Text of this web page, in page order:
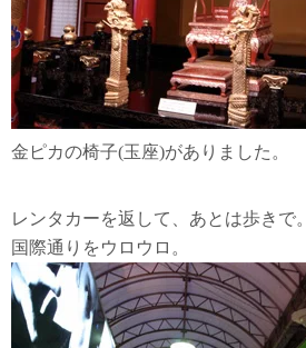
金ピカの椅子(玉座)がありました。
レンタカーを返して、あとは歩きで。
国際通りをウロウロ。